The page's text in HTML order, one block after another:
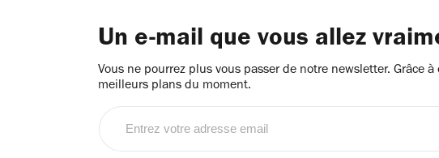
Un e-mail que vous allez
Vous ne pourrez plus vous passer de notre newsletter. Grâce
meilleurs plans du moment.